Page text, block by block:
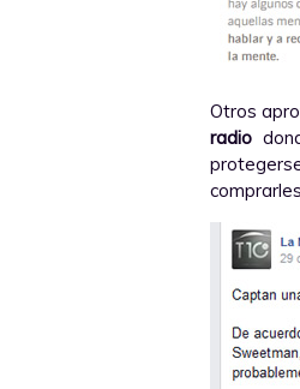
Otros
radio
comprarles